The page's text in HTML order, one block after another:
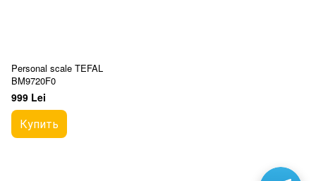
Personal scale TEFAL
BM9720F0
999 Lei
Купить